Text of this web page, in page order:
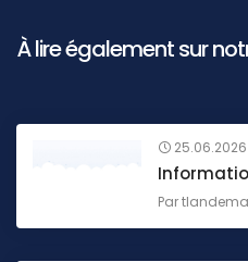
À lire également sur
25.06.2026
Par